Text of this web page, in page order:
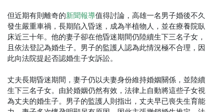
但近期有則離奇的新聞報導值得討論，高雄一名男子婚後不久
發生嚴重車禍，長期陷入昏迷，成為半植物人，並在療養院臥
床近三十年。他的妻子卻在他昏迷期間仍陸續生下三名子女，
且依法登記為婚生子。男子的監護人認為此情況極不合理，因
此向法院提起否認婚生子女訴訟。
丈夫長期昏迷期間，妻子仍以夫妻身份維持婚姻關係，並陸續
生下三名子女。由於婚姻仍然有效，法律上自動將這些子女視
為丈夫的婚生子。男子的監護人則指出，丈夫早已喪失生育能